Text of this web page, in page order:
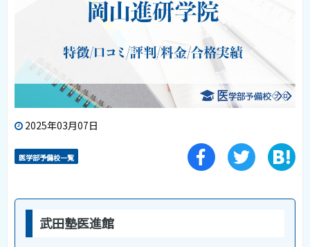
2025年03月07日
医学部予備校一覧
武田塾医進館